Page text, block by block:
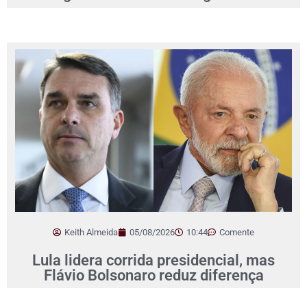
Keith Almeida 05/08/2026 10:44 Comente
Lula lidera corrida presidencial, mas
Flávio Bolsonaro reduz diferença